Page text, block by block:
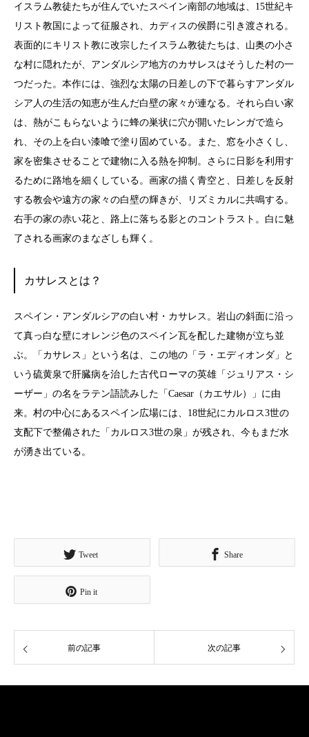
イスラム教徒たちが住んでいたスペイン南部の地域は、15世紀キ
リスト教国によって征服され、カディスの侯爵に引き渡される。
表面的にキリスト教に改宗したイスラム教徒たちは、山奥の小さ
な村に隠れたが、アンダルシア地方のカサレスはそうした村の一
つだった。本作には、強烈な太陽の日差しの下で暮らすアンダル
シア人の生活の知恵が生んだ白壁の家々が連なる。それら白い家
は、熱がこもらないように蜂の巣状に穴が開いたレンガで造ら
れ、その上を白い漆喰で塗り固めている。また、窓を小さくし、
家を密集させることで建物に入る熱を抑制。さらに日影を利用す
るために路地を細くしている。画家の描く青空と、日差しを反射
する教会や遠方の家々の白壁の輝きが、リズミカルに共鳴する。
右手の家の赤い花と、路上に落ちる影とのコントラスト。白に魅
了される画家のまなざしも輝く。
カサレスとは？
スペイン・アンダルシアの白い村・カサレス。岩山の斜面に沿っ
て真っ白な壁にオレンジ色のスペイン瓦を配した建物が立ち並
ぶ。「カサレス」という名は、この地の「ラ・エディオンダ」と
いう硫黄泉で肝臓病を治した古代ローマの英雄「ジュリアス・シ
ーザー」の名をラテン語読みした「Caesar（カエサル）」に由
来。村の中心にあるスペイン広場には、18世紀にカルロス3世の
支配下で整備された「カルロス3世の泉」が残され、今もまだ水
が湧き出ている。
Tweet Share
Pin it
前の記事 次の記事